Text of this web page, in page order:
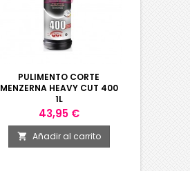
PULIMENTO CORTE
MENZERNA HEAVY CUT 400
1L
Precio
43,95 €
 Añadir al carrito